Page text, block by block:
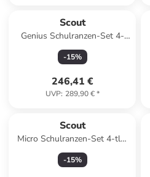
Scout
Genius Schulranzen-Set 4-
teilig in Little Flowers
-15%
246,41 €
UVP: 289,90 €*
Scout
Micro Schulranzen-Set 4-tlg.
Action in grün
-15%